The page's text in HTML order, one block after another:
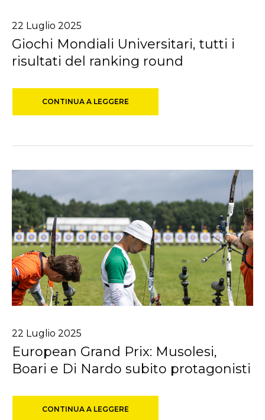
22 Luglio 2025
Giochi Mondiali Universitari, tutti i
risultati del ranking round
CONTINUA A LEGGERE
22 Luglio 2025
European Grand Prix: Musolesi,
Boari e Di Nardo subito protagonisti
CONTINUA A LEGGERE